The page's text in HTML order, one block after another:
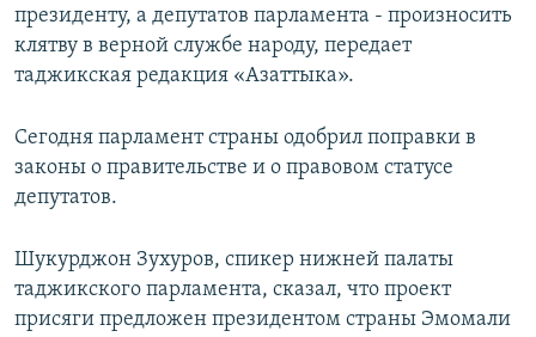
президенту, а депутатов парламента - произносить
клятву в верной службе народу, передает
таджикская редакция «Азаттыка».
Сегодня парламент страны одобрил поправки в
законы о правительстве и о правовом статусе
депутатов.
Шукурджон Зухуров, спикер нижней палаты
таджикского парламента, сказал, что проект
присяги предложен президентом страны Эмомали